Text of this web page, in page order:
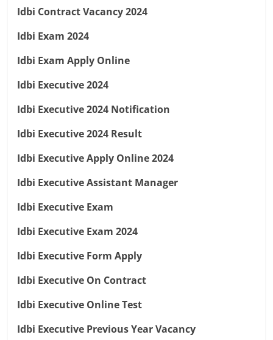
Idbi Contract Vacancy 2024
Idbi Exam 2024
Idbi Exam Apply Online
Idbi Executive 2024
Idbi Executive 2024 Notification
Idbi Executive 2024 Result
Idbi Executive Apply Online 2024
Idbi Executive Assistant Manager
Idbi Executive Exam
Idbi Executive Exam 2024
Idbi Executive Form Apply
Idbi Executive On Contract
Idbi Executive Online Test
Idbi Executive Previous Year Vacancy